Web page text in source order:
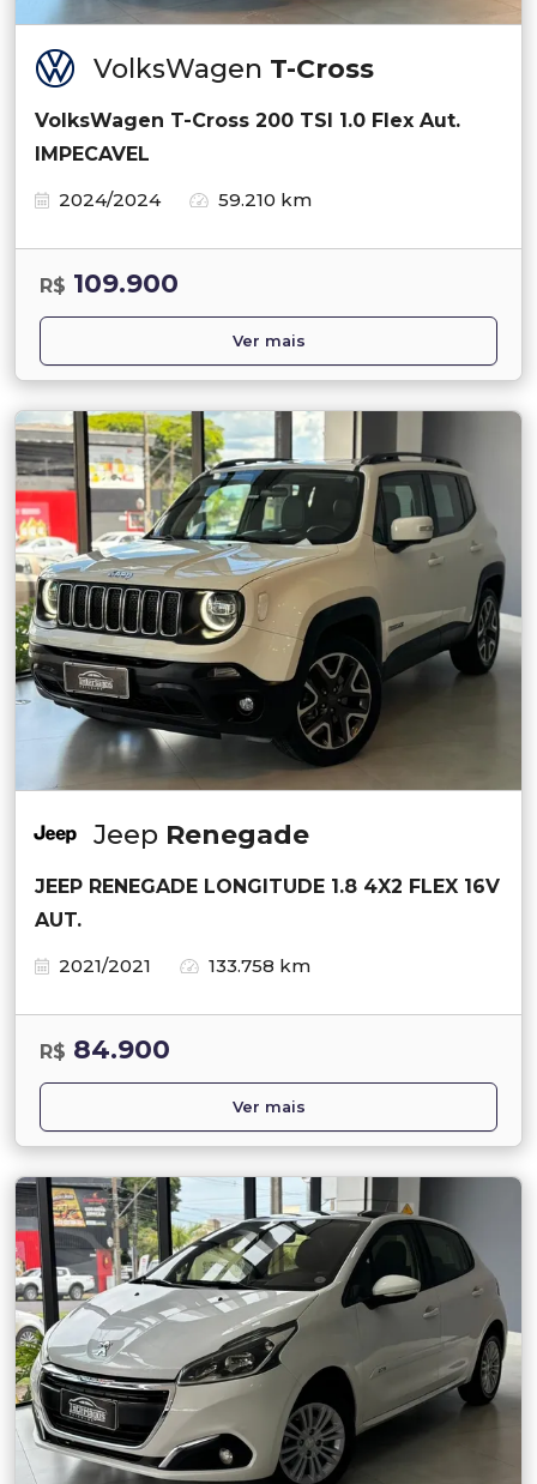
VolksWagen T-Cross
VolksWagen T-Cross 200 TSI 1.0 Flex Aut.
IMPECAVEL
2024/2024
59.210 km
R$ 109.900
Ver mais
Jeep Renegade
JEEP RENEGADE LONGITUDE 1.8 4X2 FLEX 16V
AUT.
2021/2021
133.758 km
R$ 84.900
Ver mais